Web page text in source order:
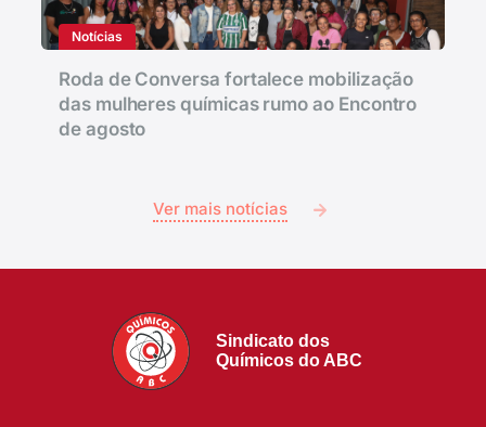
Notícias
Roda de Conversa fortalece mobilização
das mulheres químicas rumo ao Encontro
de agosto
Ver mais notícias
Sindicato dos
Químicos do ABC